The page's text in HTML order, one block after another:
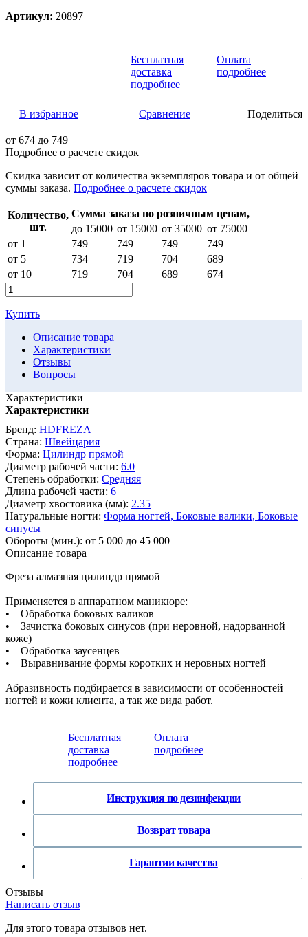
Артикул: 20897
Бесплатная
доставка
подробнее
Оплата
подробнее
В избранное Сравнение Поделиться
Характеристики
Характеристики
Бренд: HDFREZA
Страна: Швейцария
Форма: Цилиндр прямой
Диаметр рабочей части: 6.0
Степень обработки: Средняя
Длина рабочей части: 6
Диаметр хвостовика (мм): 2.35
Натуральные ногти: Форма ногтей, Боковые валики, Боковые
синусы
Обороты (мин.): от 5 000 до 45 000
от 674 до 749
Подробнее о расчете скидок
Скидка зависит от количества экземпляров товара и от общей
суммы заказа. Подробнее о расчете скидок
Количество,
шт.
Сумма заказа по розничным ценам,
до 15000 от 15000 от 35000 от 75000
от 1
749 749 749
749
от 5
734 719 704
689
от 10
719 704 689 674
Купить
Описание товара
Характеристики
Отзывы
Вопросы
Описание товара
Фреза алмазная цилиндр прямой
Применяется в аппаратном маникюре:
• Обработка боковых валиков
• Зачистка боковых синусов (при неровной, надорванной
коже)
• Обработка заусенцев
• Выравнивание формы коротких и неровных ногтей
Абразивность подбирается в зависимости от особенностей
ногтей и кожи клиента, а так же вида работ.
Бесплатная
доставка
подробнее
Оплата
подробнее
Инструкция по дезинфекции
Возврат товара
Гарантии качества
Отзывы
Написать отзыв
Для этого товара отзывов нет.